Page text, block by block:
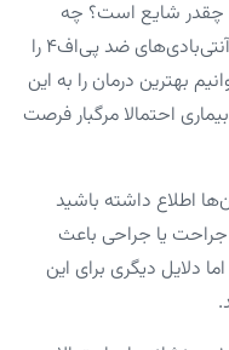
چقدر شایع است؟ چه
میزانی از ترومبوسیتوپنی آستانه آزمایش آنتی‌بادی‌های ضد پی‌اف۴ را
بهترین درمان را به این
بیماری احتمالا مرگبار فرصت
اطلاع داشته باشید
یا جراحی باعث
دلایل دیگری برای این